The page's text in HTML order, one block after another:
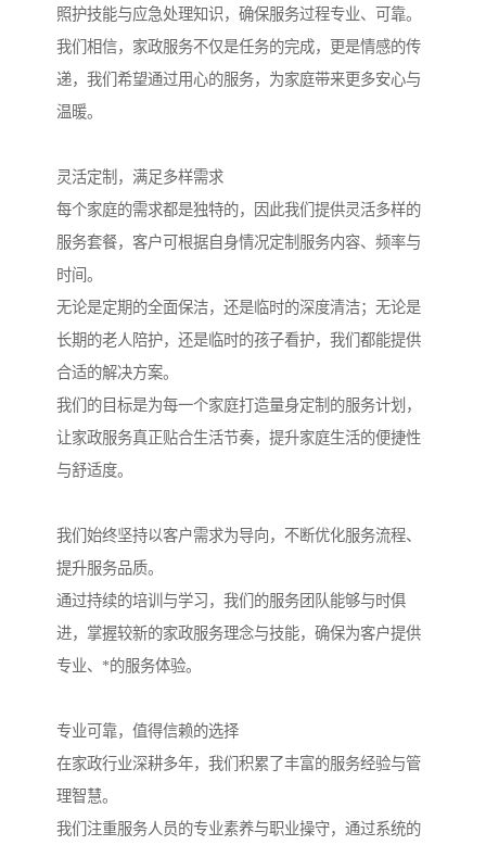
照护技能与应急处理知识，确保服务过程专业、可靠。
我们相信，家政服务不仅是任务的完成，更是情感的传
递，我们希望通过用心的服务，为家庭带来更多安心与
温暖。
灵活定制，满足多样需求
每个家庭的需求都是独特的，因此我们提供灵活多样的
服务套餐，客户可根据自身情况定制服务内容、频率与
时间。
无论是定期的全面保洁，还是临时的深度清洁；无论是
长期的老人陪护，还是临时的孩子看护，我们都能提供
合适的解决方案。
我们的目标是为每一个家庭打造量身定制的服务计划，
让家政服务真正贴合生活节奏，提升家庭生活的便捷性
与舒适度。
我们始终坚持以客户需求为导向，不断优化服务流程、
提升服务品质。
通过持续的培训与学习，我们的服务团队能够与时俱
进，掌握较新的家政服务理念与技能，确保为客户提供
专业、*的服务体验。
专业可靠，值得信赖的选择
在家政行业深耕多年，我们积累了丰富的服务经验与管
理智慧。
我们注重服务人员的专业素养与职业操守，通过系统的